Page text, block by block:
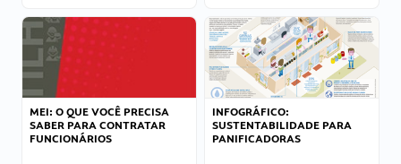
MEI: O QUE VOCÊ PRECISA
SABER PARA CONTRATAR
FUNCIONÁRIOS
INFOGRÁFICO:
SUSTENTABILIDADE PARA
PANIFICADORAS